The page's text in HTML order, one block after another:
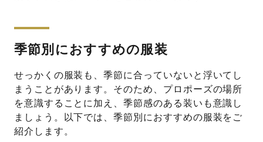
季節別におすすめの服装
せっかくの服装も、季節に合っていないと浮いてし
まうことがあります。そのため、プロポーズの場所
を意識することに加え、季節感のある装いも意識し
ましょう。以下では、季節別におすすめの服装をご
紹介します。